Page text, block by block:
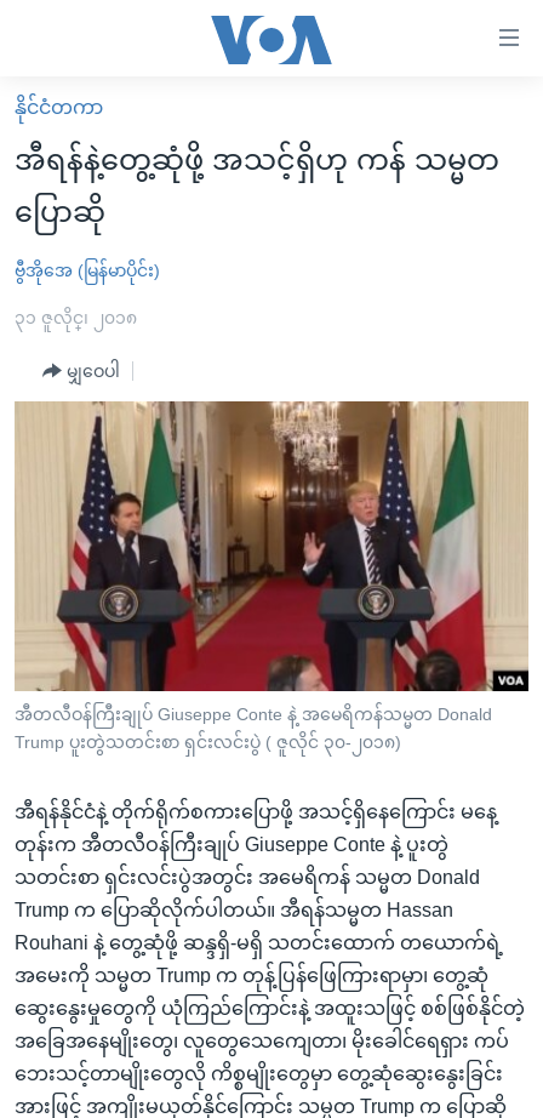
လွယ်ကူ
စေ
သည့်
Link
များ
ပင်မ
စာမျက်နှာ
ကျော်
ကြည့်
ရန်
ရန်
နေရာ
သို့
ကျော်
ရန်
မူလစာမျက်နှာ
မြန်မာ
ကမ္ဘာ့သတင်းများ
နိုင်ငံတကာ
အစ္စရေး-ပါလက်စတိုင်း
ဗွီဒီယို
အင်္ဂလိပ်စာလေ့လာမယ်
အမေရိကန်သုံးအီဒီယံ
မကြေးမုံရဲ့ အင်္ဂလိပ်စာ
ရုပ်ရှင်ထဲက အင်္ဂလိပ်စာ
သုတပဒေသာ အင်္ဂလိပ်စာ
အပတ်စဉ်ကဏ္ဍများ
ရေဒီယို
ရေဒီယိုနှင့်ရုပ်သံ အချက်အလက်များ
ရေဒီယို/တီဗွီအစီအစဉ်
Learning English
ဗွီအိုအေ လူမှုကွန်ယက်များ
နိုင်ငံတကာ
အီရန်နဲ့တွေ့ဆုံဖို့ အသင့်ရှိဟု ကန် သမ္မတ
ပြောဆို
ဗွီအိုအေ (မြန်မာပိုင်း)
၃၁ ဇူလိုင္၊ ၂၀၁၈
မျှဝေပါ
အီတလီဝန်ကြီးချုပ် Giuseppe Conte နဲ့ အမေရိကန်သမ္မတ Donald
Trump ပူးတွဲသတင်းစာ ရှင်းလင်းပွဲ ( ဇူလိုင် ၃၀-၂၀၁၈)
အီရန်နိုင်ငံနဲ့ တိုက်ရိုက်စကားပြောဖို့ အသင့်ရှိနေကြောင်း မနေ့
တုန်းက အီတလီဝန်ကြီးချုပ် Giuseppe Conte နဲ့ ပူးတွဲ
သတင်းစာ ရှင်းလင်းပွဲအတွင်း အမေရိကန် သမ္မတ Donald
Trump က ပြောဆိုလိုက်ပါတယ်။ အီရန်သမ္မတ Hassan
Rouhani နဲ့ တွေ့ဆုံဖို့ ဆန္ဒရှိ-မရှိ သတင်းထောက် တယောက်ရဲ့
အမေးကို သမ္မတ Trump က တုန့်ပြန်ဖြေကြားရာမှာ၊ တွေ့ဆုံ
ဆွေးနွေးမှုတွေကို ယုံကြည်ကြောင်းနဲ့ အထူးသဖြင့် စစ်ဖြစ်နိုင်တဲ့
အခြေအနေမျိုးတွေ၊ လူတွေသေကျေတာ၊ မိုးခေါင်ရေရှား ကပ်
ဘေးသင့်တာမျိုးတွေလို ကိစ္စမျိုးတွေမှာ တွေ့ဆုံဆွေးနွေးခြင်း
အားဖြင့် အကျိုးမယုတ်နိုင်ကြောင်း သမ္မတ Trump က ပြောဆို